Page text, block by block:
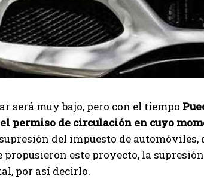
será muy bajo, pero con el tiempo
permiso de circulación en cuyo
del impuesto de
este proyecto, la
por así decirlo.